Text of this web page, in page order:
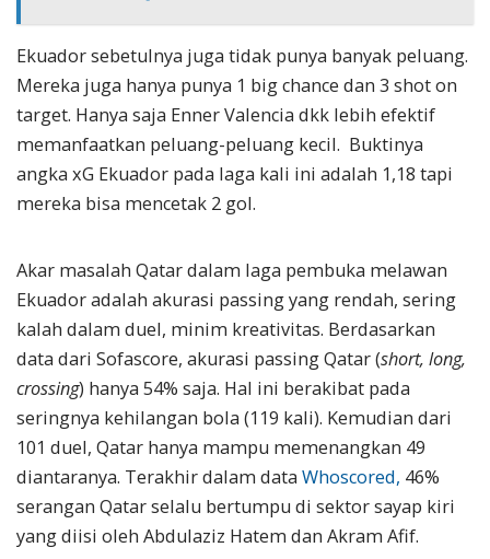
Ekuador sebetulnya juga tidak punya banyak peluang.
Mereka juga hanya punya 1 big chance dan 3 shot on
target. Hanya saja Enner Valencia dkk lebih efektif
memanfaatkan peluang-peluang kecil. Buktinya
angka xG Ekuador pada laga kali ini adalah 1,18 tapi
mereka bisa mencetak 2 gol.
Akar masalah Qatar dalam laga pembuka melawan
Ekuador adalah akurasi passing yang rendah, sering
kalah dalam duel, minim kreativitas. Berdasarkan
data dari Sofascore, akurasi passing Qatar (short, long,
crossing) hanya 54% saja. Hal ini berakibat pada
seringnya kehilangan bola (119 kali). Kemudian dari
101 duel, Qatar hanya mampu memenangkan 49
diantaranya. Terakhir dalam data Whoscored, 46%
serangan Qatar selalu bertumpu di sektor sayap kiri
yang diisi oleh Abdulaziz Hatem dan Akram Afif.